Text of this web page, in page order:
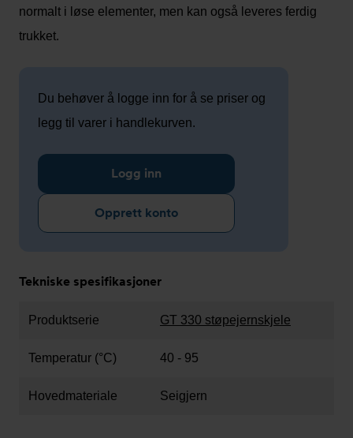
normalt i løse elementer, men kan også leveres ferdig
trukket.
Du behøver å logge inn for å se priser og
legg til varer i handlekurven.
Logg inn
Opprett konto
Tekniske spesifikasjoner
Produktserie GT 330 støpejernskjele
Temperatur (°C) 40 - 95
Hovedmateriale Seigjern